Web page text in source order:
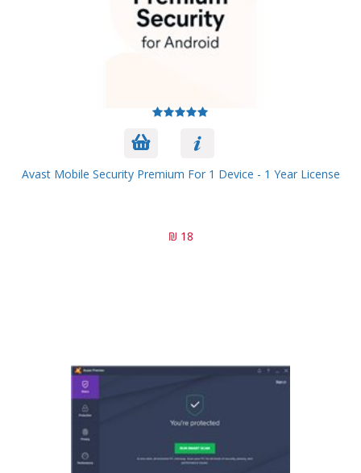
Avast Mobile Security Premium For 1 Device - 1 Year License
18 ₪